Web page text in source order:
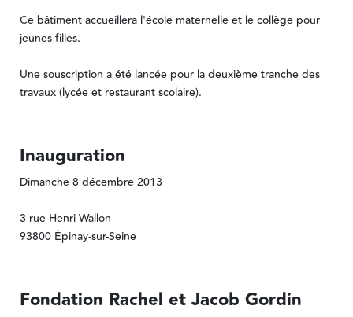
Ce bâtiment accueillera l'école maternelle et le collège pour
jeunes filles.
Une souscription a été lancée pour la deuxième tranche des
travaux (lycée et restaurant scolaire).
Inauguration
Dimanche 8 décembre 2013
3 rue Henri Wallon
93800 Épinay-sur-Seine
Fondation Rachel et Jacob Gordin